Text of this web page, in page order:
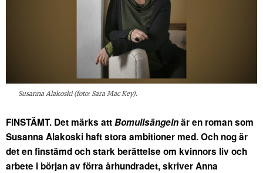
Susanna Alakoski (foto: Sara Mac Key).
FINSTÄMT. Det märks attBomullsängelnär en roman som
Susanna Alakoski haft stora ambitioner med. Och nog är
det en finstämd och stark berättelse om kvinnors liv och
arbete i början av förra århundradet, skriver Anna